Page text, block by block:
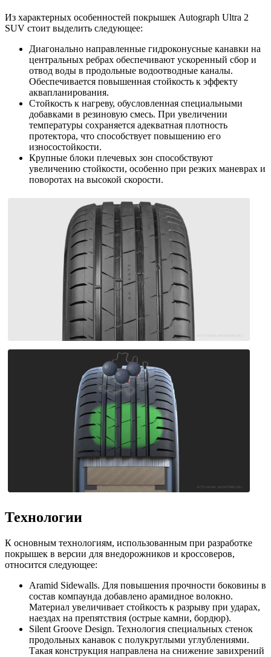
Из характерных особенностей покрышек Autograph Ultra 2
SUV стоит выделить следующее:
Диагонально направленные гидроконусные канавки на
центральных ребрах обеспечивают ускоренный сбор и
отвод воды в продольные водоотводные каналы.
Обеспечивается повышенная стойкость к эффекту
аквапланирования.
Стойкость к нагреву, обусловленная специальными
добавками в резиновую смесь. При увеличении
температуры сохраняется адекватная плотность
протектора, что способствует повышению его
износостойкости.
Крупные блоки плечевых зон способствуют
увеличению стойкости, особенно при резких маневрах и
поворотах на высокой скорости.
Технологии
К основным технологиям, использованным при разработке
покрышек в версии для внедорожников и кроссоверов,
относится следующее:
Aramid Sidewalls. Для повышения прочности боковины в
состав компаунда добавлено арамидное волокно.
Материал увеличивает стойкость к разрыву при ударах,
наездах на препятствия (острые камни, бордюр).
Silent Groove Design. Технология специальных стенок
продольных канавок с полукруглыми углублениями.
Такая конструкция направлена на снижение завихрений